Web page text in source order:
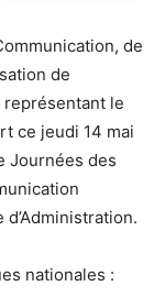
de
de
représentant le
ce jeudi 14 mai
Journées des
d’Administration.
nationales :